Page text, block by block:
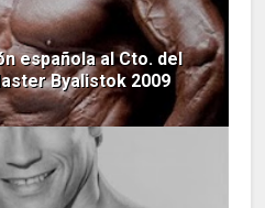
española al Cto. del
Byalistok 2009